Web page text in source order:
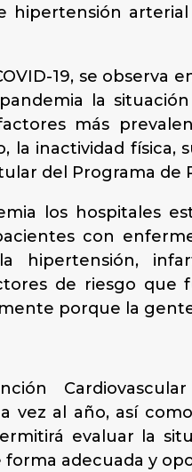
hipertensión
19, se observa
la
más
la inactividad
del Programa de
los hospitales
con
hipertensión,
de riesgo que
porque la
vez al año, así
evaluar la
adecuada y